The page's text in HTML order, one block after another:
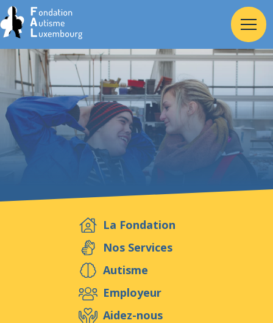
Accueil
Fondation
Services
Employeur
Aidez-nous
La Fondation
Nos Services
Autisme
Employeur
Aidez-nous